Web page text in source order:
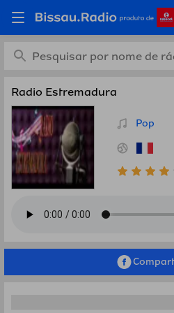
Ouça Radio
França em
Radio Estremadura
Pop